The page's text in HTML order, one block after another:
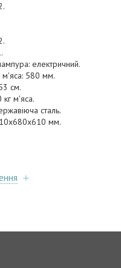
електричний.
м'яса: 580 мм.
см.
м'яса.
сталь.
мм.